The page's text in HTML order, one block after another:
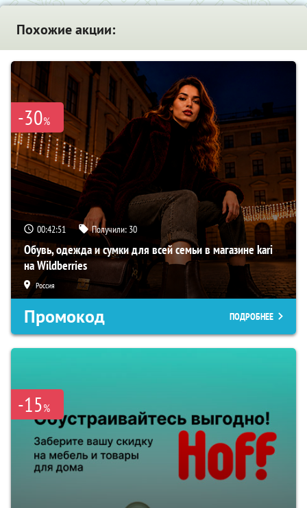
Похожие акции:
-30%
00:42:50 Получили: 30
Обувь, одежда и сумки для всей семьи в магазине kari
на Wildberries
Россия
Промокод ПОДРОБНЕЕ
-15%